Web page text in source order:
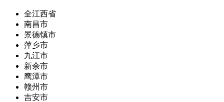
全江西省
南昌市
景德镇市
萍乡市
九江市
新余市
鹰潭市
赣州市
吉安市